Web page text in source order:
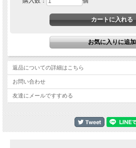
荷物の負荷は、シートフレームとシートのオリジ
他、ラゲッジラックに荷物がなければ同乗者の快
適合車種：
Yamaha Tenere 700 2019-2024
Rallye シートベンチにも対応
＊バッグは含まれません。
＊荷物をシート上ではなく、ラックの後部のみに
うにしてください。
返品についての詳細はこちら
お問い合わせ
友達にメールですすめる